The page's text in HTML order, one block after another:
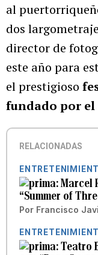
al
dos
director de
este año para
el prestigioso
fundado por
RELACIONADAS
Marcel
“Summer of
Por Francisco
Teatro